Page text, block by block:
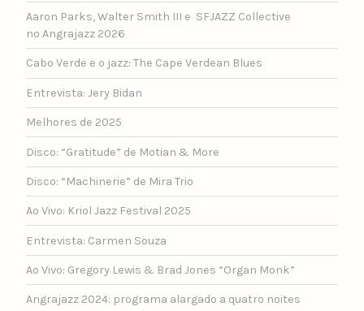
Aaron Parks, Walter Smith III e SFJAZZ Collective
no Angrajazz 2026
Cabo Verde e o jazz: The Cape Verdean Blues
Entrevista: Jery Bidan
Melhores de 2025
Disco: “Gratitude” de Motian & More
Disco: “Machinerie” de Mira Trio
Ao Vivo: Kriol Jazz Festival 2025
Entrevista: Carmen Souza
Ao Vivo: Gregory Lewis & Brad Jones “Organ Monk”
Angrajazz 2024: programa alargado a quatro noites